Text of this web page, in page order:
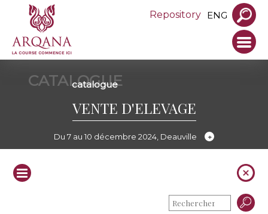
Repository ENG
CATALOGUE
catalogue
VENTE D'ELEVAGE
Du 7 au 10 décembre 2024, Deauville